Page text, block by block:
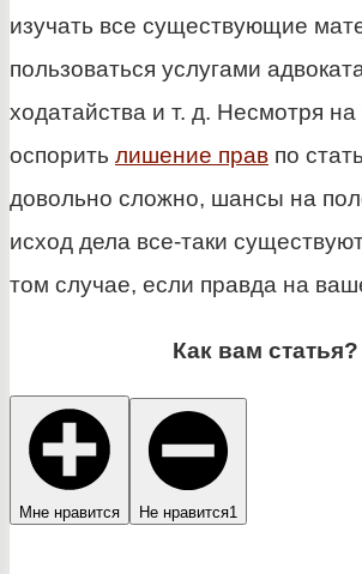
изучать все существующие
пользоваться услугами
ходатайства и т. д. Несмотря на
оспорить лишение прав по
довольно сложно, шансы на
исход дела все-таки
том случае, если правда на
Как вам статья?
Мне нравится Не нравится1